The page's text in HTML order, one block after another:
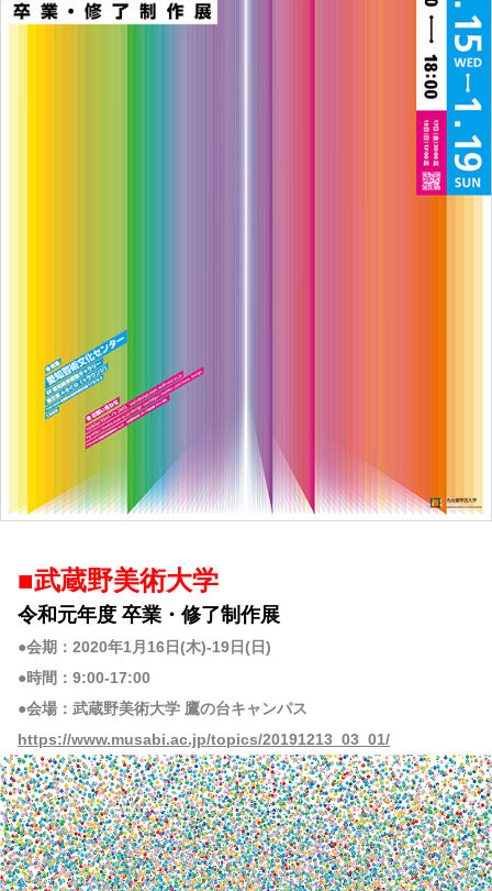
■武蔵野美術大学
令和元年度 卒業・修了制作展
●会期：2020年1月16日(木)-19日(日)
●時間：9:00-17:00
●会場：武蔵野美術大学 鷹の台キャンパス
https://www.musabi.ac.jp/topics/20191213_03_01/